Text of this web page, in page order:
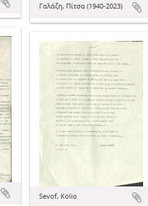
Γαλάζη, Πίτσα (1940-2023)
Sevof, Kolio